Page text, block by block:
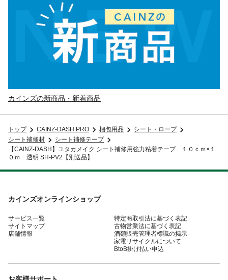
カインズの新商品・新着商品
トップ CAINZ-DASH PRO 梱包用品
シート・ロープ
シート補修材
シート補修テープ
【CAINZ-DASH】ユタカメイク シート補修用強力粘着テープ １０ｃｍ×１
０ｍ 透明 SH-PV2【別送品】
カインズオンラインショップ
サービス一覧
サイトマップ
店舗情報
特定商取引法に基づく表記
古物営業法に基づく表記
酒類販売管理者標識の掲示
家電リサイクルについて
BtoB掛け払い申込